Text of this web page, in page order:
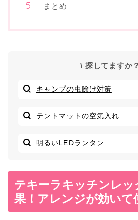
まとめ
\ 探してますか
キャンプの虫除け対策
テントマットの空気入れ
明るいLEDランタン
テキーラキッチンレッ
果！アレンジが効いて